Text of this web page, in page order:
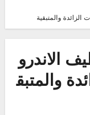
والمتبقية
الاندرو
والمتبق